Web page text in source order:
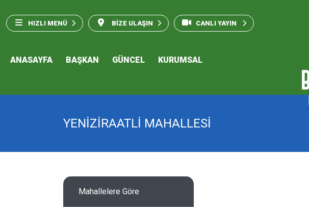
HIZLI MENÜ BİZE ULAŞIN CANLI YAYIN
ANASAYFA BAŞKAN GÜNCEL KURUMSAL
YENİZİRAATLİ MAHALLESİ
Mahallelere Göre